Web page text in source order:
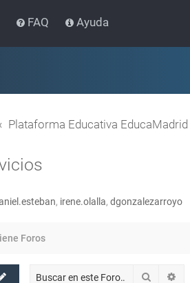
FAQ Ayuda
Plataforma Educativa EducaMadrid
, irene.olalla, dgonzalezarroyo
Foros
Buscar